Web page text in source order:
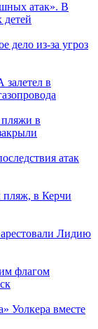
атак». В
детей
дело из-за угроз
в
в
атак
пляж, в Керчи
Лидию
флагом
Уолкера вместе